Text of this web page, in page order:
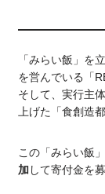
「みらい飯」を
を営んでいる「
そして、実行主
上げた「食創造
この「みらい飯
加 して寄付金を